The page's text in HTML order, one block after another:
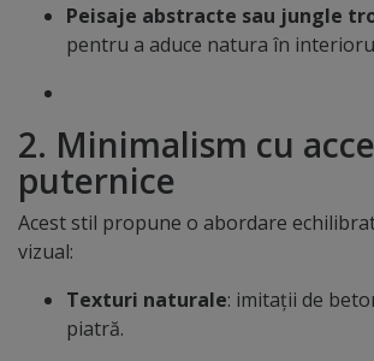
Peisaje abstracte sau jungle
pentru a aduce natura în
2. Minimalism cu
puternice
Acest stil propune o abordare
vizual:
Texturi naturale: imitații de
piatră.